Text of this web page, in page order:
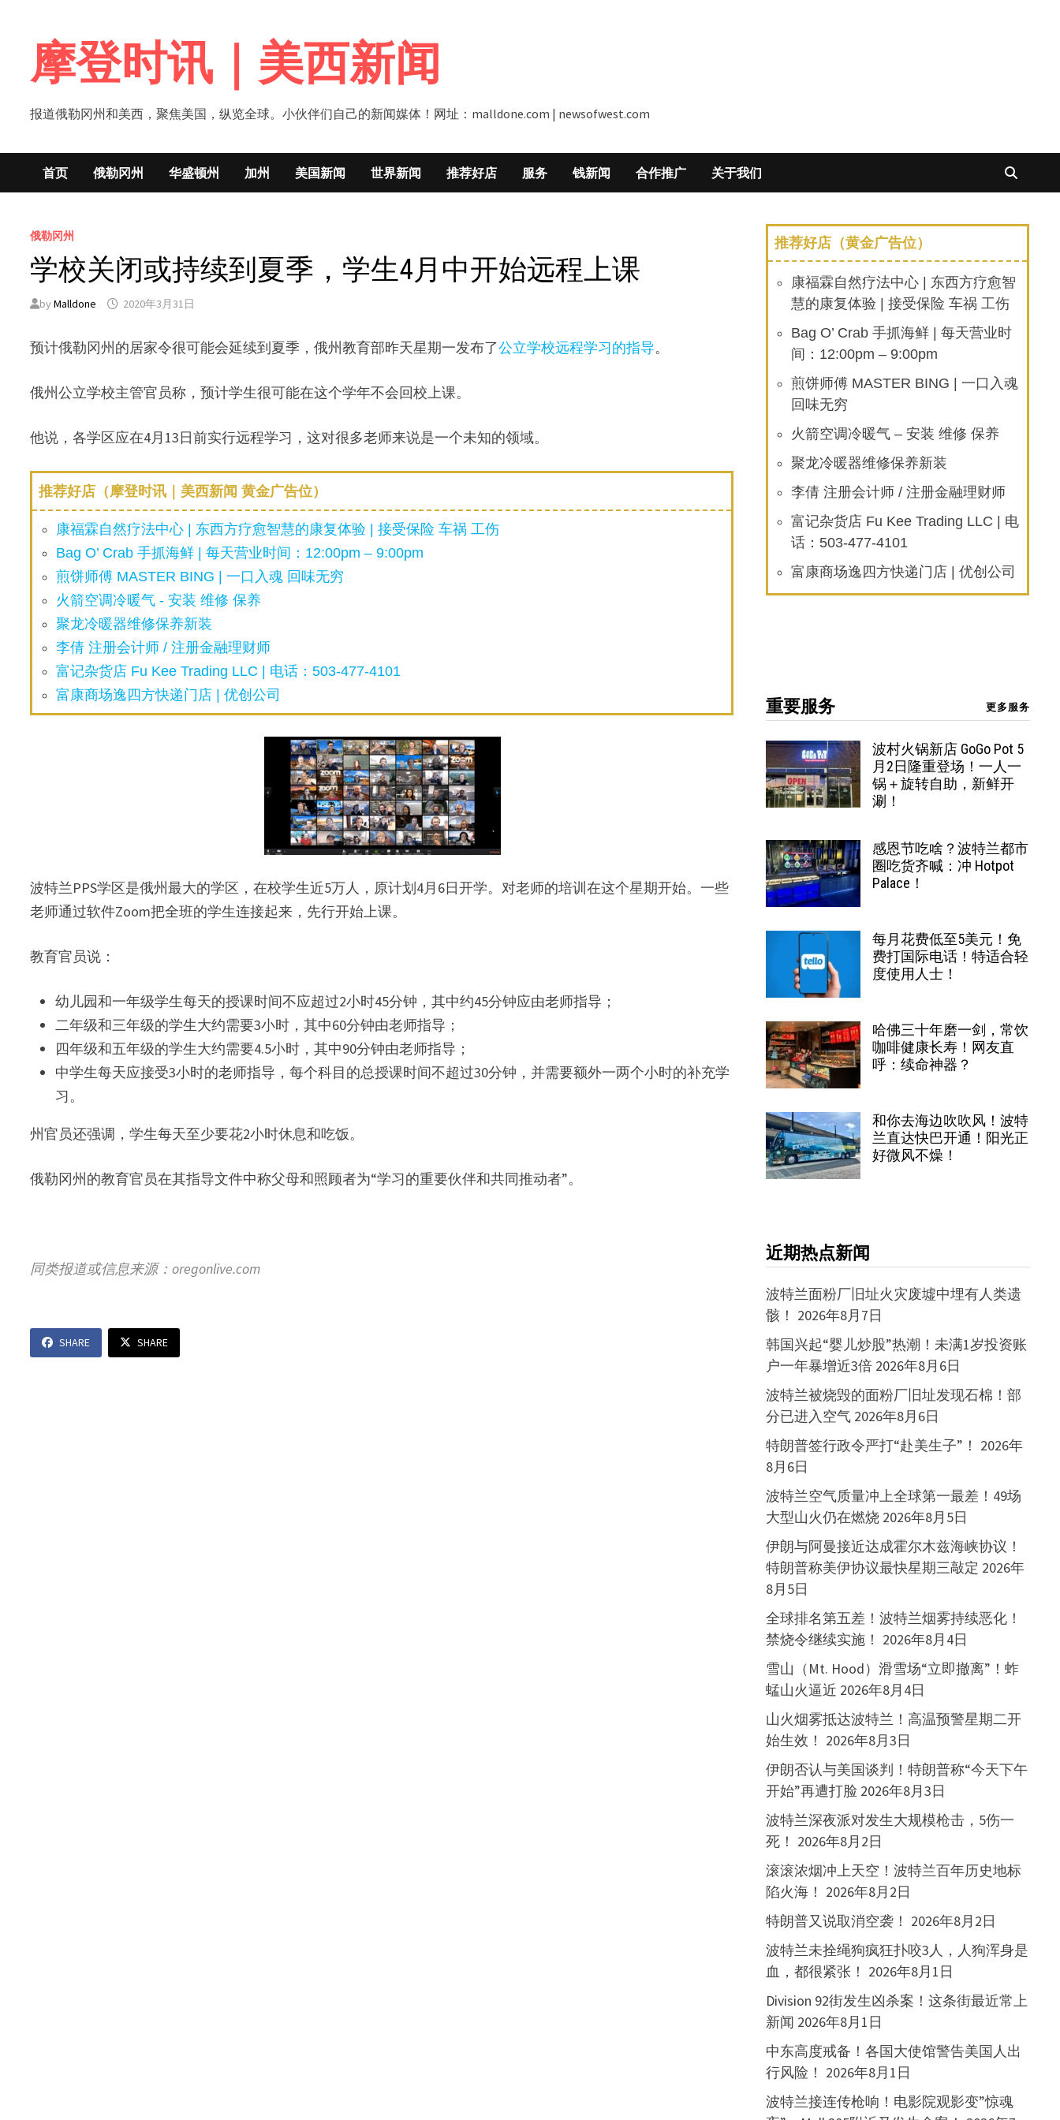
content摩登时讯｜美西新闻
报道俄勒冈州和美西，聚焦美国，纵览全球。小伙伴们自己的新闻媒体！网址：malldone.com | newsofwest.com
首页 俄勒冈州 华盛顿州 加州 美国新闻 世界新闻 推荐好店 服务 钱新闻 合作推广 关于我们
俄勒冈州
学校关闭或持续到夏季，学生4月中开始远程上课
byMalldone 2020年3月31日
预计俄勒冈州的居家令很可能会延续到夏季，俄州教育部昨天星期一发布了公立学校远程学习的指导。
俄州公立学校主管官员称，预计学生很可能在这个学年不会回校上课。
他说，各学区应在4月13日前实行远程学习，这对很多老师来说是一个未知的领域。
推荐好店（摩登时讯｜美西新闻 黄金广告位）
康福霖自然疗法中心 | 东西方疗愈智慧的康复体验 | 接受保险 车祸 工伤
Bag O’ Crab 手抓海鲜 | 每天营业时间：12:00pm – 9:00pm
煎饼师傅 MASTER BING | 一口入魂 回味无穷
火箭空调冷暖气 - 安装 维修 保养
聚龙冷暖器维修保养新装
李倩 注册会计师 / 注册金融理财师
富记杂货店 Fu Kee Trading LLC | 电话：503-477-4101
富康商场逸四方快递门店 | 优创公司
波特兰PPS学区是俄州最大的学区，在校学生近5万人，原计划4月6日开学。对老师的培训在这个星期开始。一些
老师通过软件Zoom把全班的学生连接起来，先行开始上课。
教育官员说：
幼儿园和一年级学生每天的授课时间不应超过2小时45分钟，其中约45分钟应由老师指导；
二年级和三年级的学生大约需要3小时，其中60分钟由老师指导；
四年级和五年级的学生大约需要4.5小时，其中90分钟由老师指导；
中学生每天应接受3小时的老师指导，每个科目的总授课时间不超过30分钟，并需要额外一两个小时的补充学
习。
州官员还强调，学生每天至少要花2小时休息和吃饭。
俄勒冈州的教育官员在其指导文件中称父母和照顾者为“学习的重要伙伴和共同推动者”。
同类报道或信息来源：oregonlive.com
SHARE SHARE
推荐好店（黄金广告位）
康福霖自然疗法中心 | 东西方疗愈智
慧的康复体验 | 接受保险 车祸 工伤
Bag O’ Crab 手抓海鲜 | 每天营业时
间：12:00pm – 9:00pm
煎饼师傅 MASTER BING | 一口入魂
回味无穷
火箭空调冷暖气 – 安装 维修 保养
聚龙冷暖器维修保养新装
李倩 注册会计师 / 注册金融理财师
富记杂货店 Fu Kee Trading LLC | 电
话：503-477-4101
富康商场逸四方快递门店 | 优创公司
重要服务 更多服务
波村火锅新店 GoGo Pot 5
月2日隆重登场！一人一
锅＋旋转自助，新鲜开
涮！
感恩节吃啥？波特兰都市
圈吃货齐喊：冲 Hotpot
Palace！
每月花费低至5美元！免
费打国际电话！特适合轻
度使用人士！
哈佛三十年磨一剑，常饮
咖啡健康长寿！网友直
呼：续命神器？
和你去海边吹吹风！波特
兰直达快巴开通！阳光正
好微风不燥！
近期热点新闻
波特兰面粉厂旧址火灾废墟中埋有人类遗
骸！ 2026年8月7日
韩国兴起“婴儿炒股”热潮！未满1岁投资账
户一年暴增近3倍 2026年8月6日
波特兰被烧毁的面粉厂旧址发现石棉！部
分已进入空气 2026年8月6日
特朗普签行政令严打“赴美生子”！ 2026年
8月6日
波特兰空气质量冲上全球第一最差！49场
大型山火仍在燃烧 2026年8月5日
伊朗与阿曼接近达成霍尔木兹海峡协议！
特朗普称美伊协议最快星期三敲定 2026年
8月5日
全球排名第五差！波特兰烟雾持续恶化！
禁烧令继续实施！ 2026年8月4日
雪山（Mt. Hood）滑雪场“立即撤离”！蚱
蜢山火逼近 2026年8月4日
山火烟雾抵达波特兰！高温预警星期二开
始生效！ 2026年8月3日
伊朗否认与美国谈判！特朗普称“今天下午
开始”再遭打脸 2026年8月3日
波特兰深夜派对发生大规模枪击，5伤一
死！ 2026年8月2日
滚滚浓烟冲上天空！波特兰百年历史地标
陷火海！ 2026年8月2日
特朗普又说取消空袭！ 2026年8月2日
波特兰未拴绳狗疯狂扑咬3人，人狗浑身是
血，都很紧张！ 2026年8月1日
Division 92街发生凶杀案！这条街最近常上
新闻 2026年8月1日
中东高度戒备！各国大使馆警告美国人出
行风险！ 2026年8月1日
波特兰接连传枪响！电影院观影变”惊魂